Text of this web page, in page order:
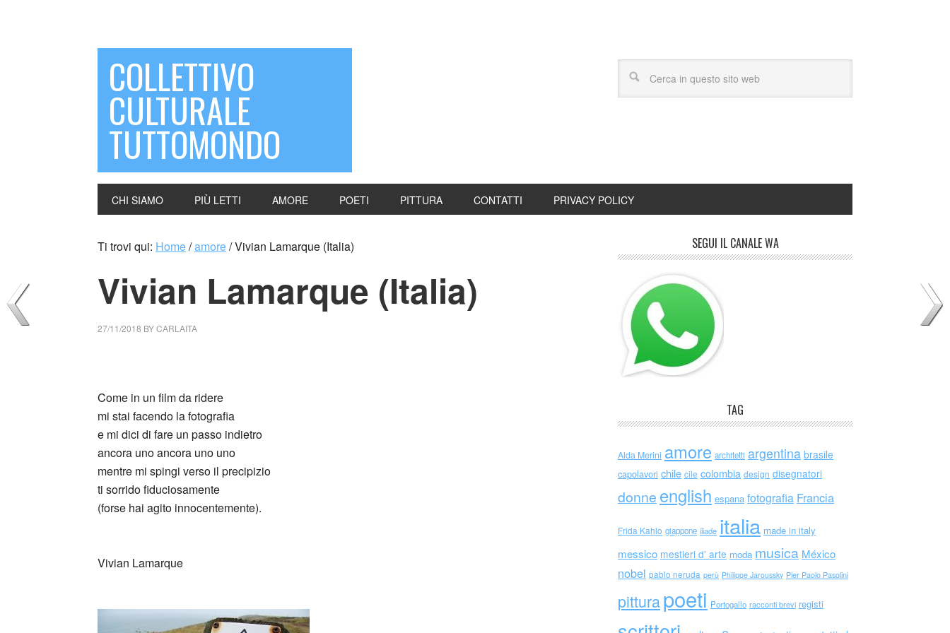
COLLETTIVO
CULTURALE
TUTTOMONDO
CHI SIAMO PIÙ LETTI AMORE POETI PITTURA CONTATTI PRIVACY POLICY
Ti trovi qui: Home/amore/Vivian Lamarque (Italia)
Vivian Lamarque (Italia)
27/11/2018 BYCARLAITA
Come in un film da ridere
mi stai facendo la fotografia
e mi dici di fare un passo indietro
ancora uno ancora uno uno
mentre mi spingi verso il precipizio
ti sorrido fiduciosamente
(forse hai agito innocentemente).
Vivian Lamarque
SEGUI IL CANALE WA
TAG
Alda Merini amore architetti argentina brasile
capolavori chile cile colombia design disegnatori
donne english espana fotografia Francia
Frida Kahlo giappone iliade italia made in italy
messico mestieri d' arte moda musica México
nobel pablo neruda perù Philippe Jaroussky Pier Paolo Pasolini
pitturapoeti Portogallo racconti brevi registi